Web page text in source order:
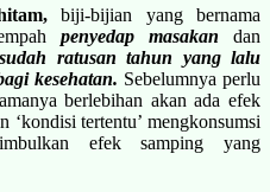
biji-bijian yang bernama
penyedap masakan dan
ratusan tahun yang lalu
kesehatan. Sebelumnya perlu
berlebihan akan ada efek
‘kondisi tertentu’ mengkonsumsi
efek samping yang